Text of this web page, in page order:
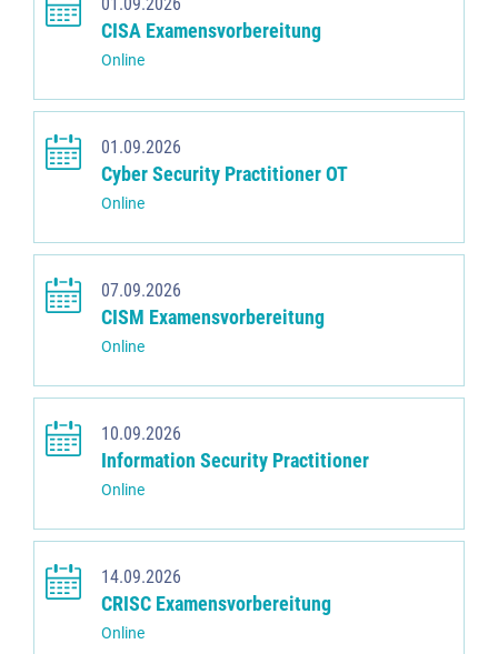
CISA Examensvorbereitung
Online
01.09.2026
Cyber Security Practitioner OT
Online
07.09.2026
CISM Examensvorbereitung
Online
10.09.2026
Information Security Practitioner
Online
14.09.2026
CRISC Examensvorbereitung
Online